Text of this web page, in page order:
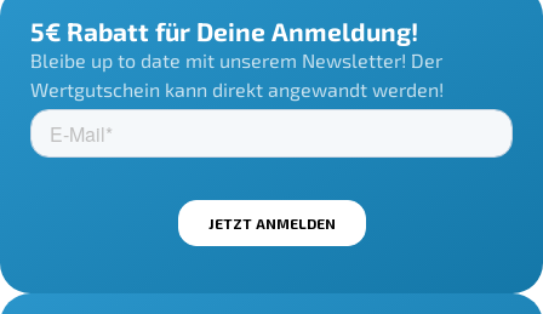
5€ Rabatt für Deine Anmeldung!
Bleibe up to date mit unserem Newsletter! Der
Wertgutschein kann direkt angewandt werden!